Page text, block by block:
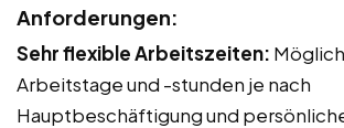
Anforderungen:
Sehr flexible Arbeitszeiten:
Arbeitstage und -stunden je nach
Hauptbeschäftigung und